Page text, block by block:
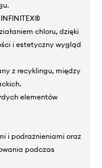
chloru, dzięki
i estetyczny wygląd
z recyklingu, między
elementów
i podrażnieniami oraz
podczas